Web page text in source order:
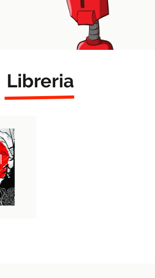
Libreria